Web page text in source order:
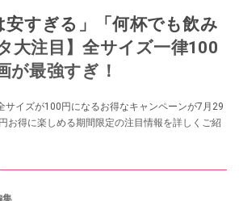
安すぎる」「何杯でも飲み
大注目】全サイズ一律100
が最強すぎ！
サイズが100円になるお得なキャンペーンが7月29
お得に楽しめる期間限定の注目情報を詳しくご紹
集